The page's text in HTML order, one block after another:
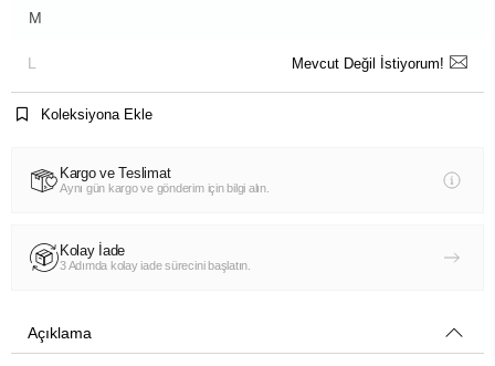
M
L Mevcut Değil İstiyorum!
Koleksiyona Ekle
Kargo ve Teslimat
Aynı gün kargo ve gönderim için bilgi alın.
Kolay İade
3 Adımda kolay iade sürecini başlatın.
Açıklama